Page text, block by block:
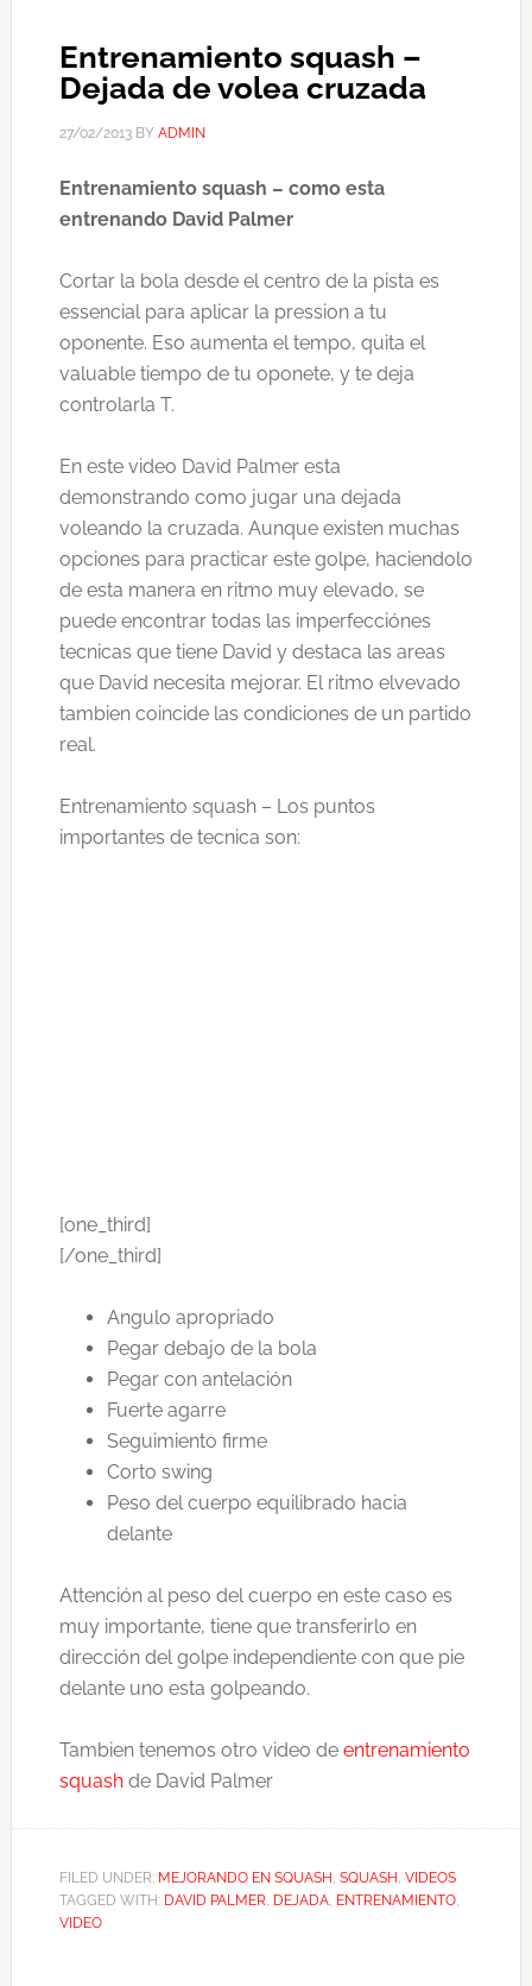
Entrenamiento squash –
Dejada de volea cruzada
27/02/2013BY ADMIN
Entrenamiento squash – como esta
entrenando David Palmer
Cortar la bola desde el centro de la pista es
essencial para aplicar la pression a tu
oponente. Eso aumenta el tempo, quita el
valuable tiempo de tu oponete, y te deja
controlarla T.
En este video David Palmer esta
demonstrando como jugar una dejada
voleando la cruzada. Aunque existen muchas
opciones para practicar este golpe, haciendolo
de esta manera en ritmo muy elevado, se
puede encontrar todas las imperfecciónes
tecnicas que tiene David y destaca las areas
que David necesita mejorar. El ritmo elvevado
tambien coincide las condiciones de un partido
real.
Entrenamiento squash – Los puntos
importantes de tecnica son:
[one_third]
[/one_third]
Angulo apropriado
Pegar debajo de la bola
Pegar con antelación
Fuerte agarre
Seguimiento firme
Corto swing
Peso del cuerpo equilibrado hacia
delante
Attención al peso del cuerpo en este caso es
muy importante, tiene que transferirlo en
dirección del golpe independiente con que pie
delante uno esta golpeando.
Tambien tenemos otro video deentrenamiento
squashde David Palmer
FILED UNDER: MEJORANDO EN SQUASH , SQUASH , VIDEOS
TAGGED WITH: DAVID PALMER, DEJADA, ENTRENAMIENTO,
VIDEO